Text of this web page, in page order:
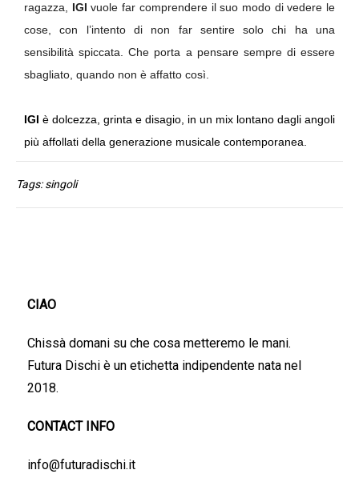
ragazza, IGI vuole far comprendere il suo modo di vedere le
cose, con l’intento di non far sentire solo chi ha una
sensibilità spiccata. Che porta a pensare sempre di essere
sbagliato, quando non è affatto così.
IGI è dolcezza, grinta e disagio, in un mix lontano dagli angoli
più affollati della generazione musicale contemporanea.
Tags:singoli
CIAO
Chissà domani su che cosa metteremo le mani.
Futura Dischi è un etichetta indipendente nata nel
2018.
CONTACT INFO
info@futuradischi.it